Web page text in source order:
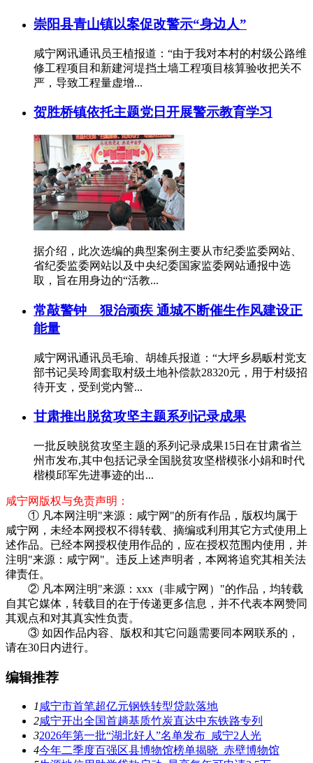
崇阳县青山镇以案促改警示“身边人”
咸宁网讯通讯员王植报道：“由于我对本村的村级公路维
修工程项目和新建河堤挡土墙工程项目核算验收把关不
严，导致工程量虚增...
贺胜桥镇依托主题党日开展警示教育学习
据介绍，此次选编的典型案例主要从市纪委监委网站、
省纪委监委网站以及中央纪委国家监委网站通报中选
取，旨在用身边的“活教...
常敲警钟 狠治顽疾 通城不断催生作风建设正
能量
咸宁网讯通讯员毛瑜、胡雄兵报道：“大坪乡易畈村党支
部书记吴玲周套取村级土地补偿款28320元，用于村级招
待开支，受到党内警...
甘肃推出脱贫攻坚主题系列记录成果
一批反映脱贫攻坚主题的系列记录成果15日在甘肃省兰
州市发布,其中包括记录全国脱贫攻坚楷模张小娟和时代
楷模邱军先进事迹的出...
咸宁网版权与免责声明：
① 凡本网注明"来源：咸宁网"的所有作品，版权均属于
咸宁网，未经本网授权不得转载、摘编或利用其它方式使用上
述作品。已经本网授权使用作品的，应在授权范围内使用，并
注明"来源：咸宁网"。违反上述声明者，本网将追究其相关法
律责任。
② 凡本网注明"来源：xxx（非咸宁网）"的作品，均转载
自其它媒体，转载目的在于传递更多信息，并不代表本网赞同
其观点和对其真实性负责。
③ 如因作品内容、版权和其它问题需要同本网联系的，
请在30日内进行。
编辑推荐
1咸宁市首笔超亿元钢铁转型贷款落地
2咸宁开出全国首趟基质竹炭直达中东铁路专列
32026年第一批“湖北好人”名单发布 咸宁2人光
4今年二季度百强区县博物馆榜单揭晓 赤壁博物馆